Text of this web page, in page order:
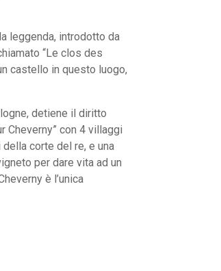
leggenda, introdotto da
“Le clos des
castello in questo luogo,
detiene il diritto
Cheverny” con 4 villaggi
corte del re, e una
per dare vita ad un
è l’unica